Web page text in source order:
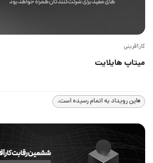
کارآفرینی
میتاپ هایلایت
این رویداد به اتمام رسیده است.